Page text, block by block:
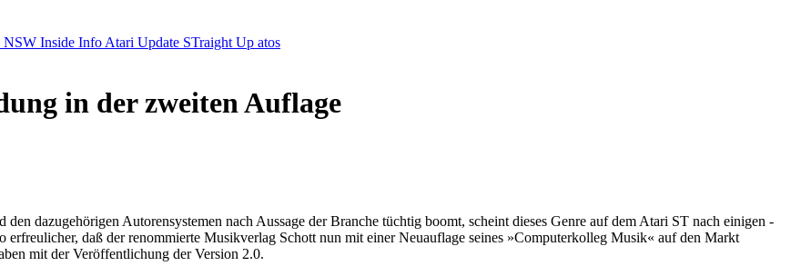
Inside Info Atari Update STraight Up atos
in der zweiten Auflage
dazugehörigen Autorensystemen nach Aussage der Branche tüchtig boomt, scheint dieses Genre auf dem Atari ST nach einigen -
erfreulicher, daß der renommierte Musikverlag Schott nun mit einer Neuauflage seines »Computerkolleg Musik« auf den Markt
mit der Veröffentlichung der Version 2.0.